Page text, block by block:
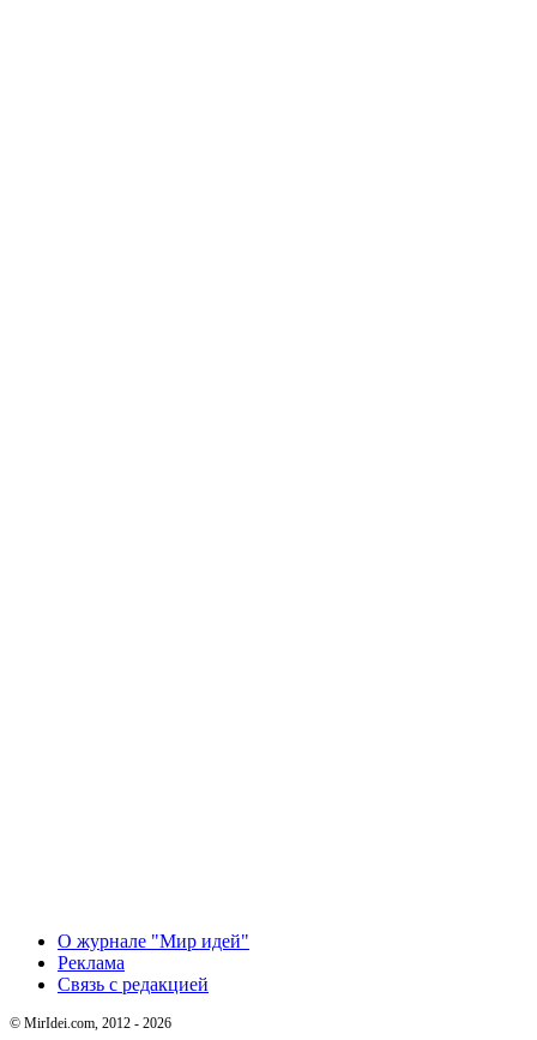
О журнале "Мир идей"
Реклама
Связь с редакцией
© MirIdei.com, 2012 - 2026